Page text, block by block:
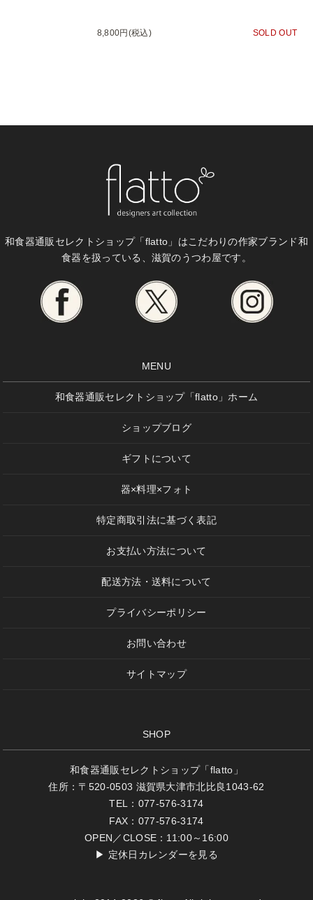
8,800円(税込) SOLD OUT
和食器通販セレクトショップ「flatto」はこだわりの作家ブランド和
食器を扱っている、滋賀のうつわ屋です。
MENU
和食器通販セレクトショップ「flatto」ホーム
ショップブログ
ギフトについて
器×料理×フォト
特定商取引法に基づく表記
お支払い方法について
配送方法・送料について
プライバシーポリシー
お問い合わせ
サイトマップ
SHOP
和食器通販セレクトショップ「flatto」
住所：〒520-0503 滋賀県大津市北比良1043-62
TEL：077-576-3174
FAX：077-576-3174
OPEN／CLOSE：11:00～16:00
▶ 定休日カレンダーを見る